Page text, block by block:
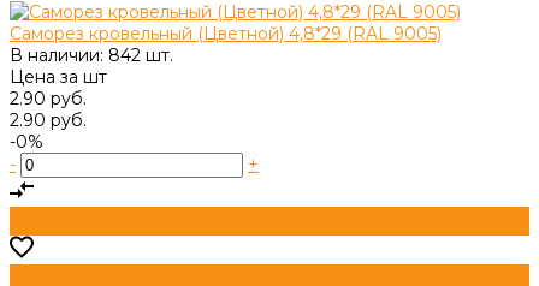
Саморез кровельный (Цветной) 4,8*29 (RAL 9005)
В наличии: 842 шт.
Цена за шт
2.90 руб.
2.90 руб.
-0%
-
+